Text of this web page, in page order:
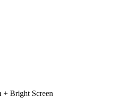
Bright Screen